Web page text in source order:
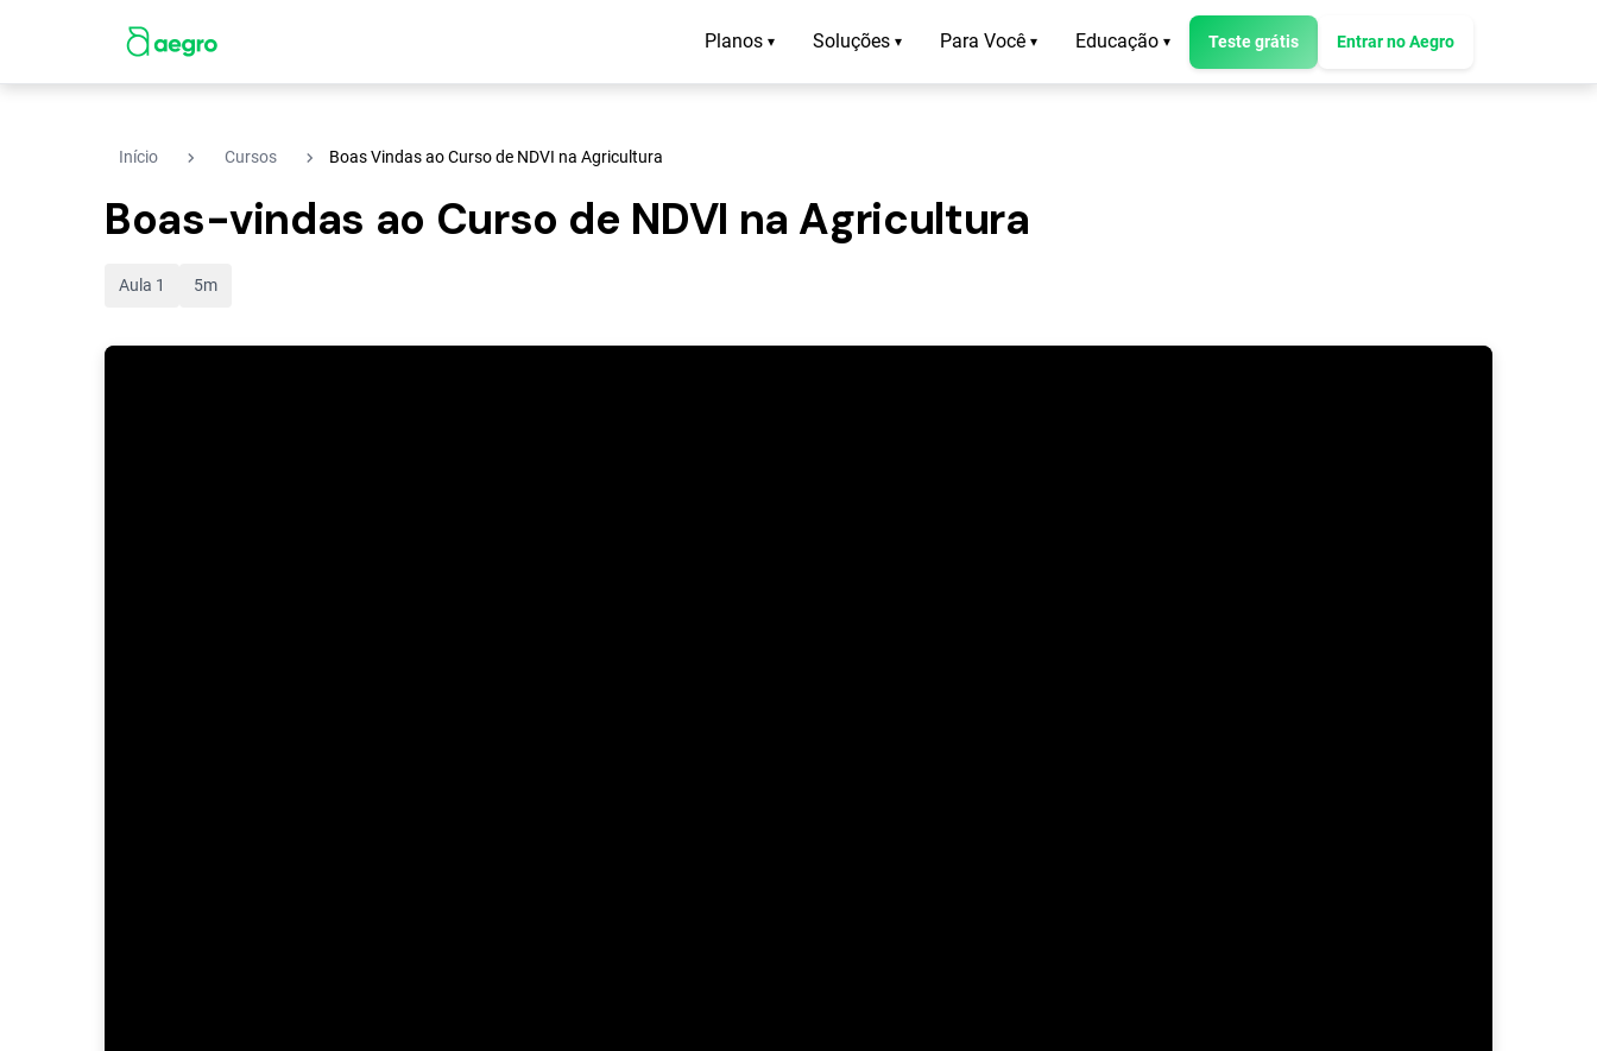
Planos ▾ Soluções ▾ Para Você ▾ Educação ▾ Teste grátis Entrar no Aegro
Início navigate_next Cursos navigate_next Boas Vindas ao Curso de NDVI na Agricultura
Boas-vindas ao Curso de NDVI na Agricultura
Aula 1 5m